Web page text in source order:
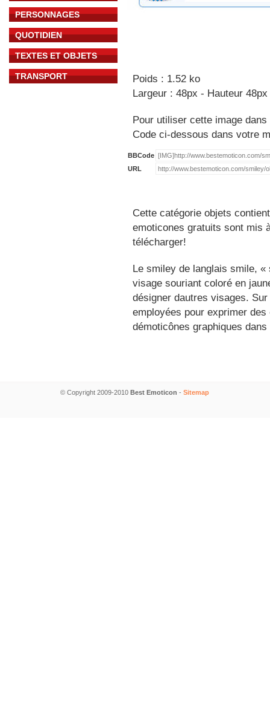
PERSONNAGES
QUOTIDIEN
TEXTES ET OBJETS
TRANSPORT
Poids : 1.52 ko
Largeur : 48px - Hauteur 48px
Pour utiliser cette image
Code ci-dessous dans votre
BBCode
URL
Cette catégorie objets
emoticones gratuits sont mis
télécharger!
Le smiley de langlais smile,
visage souriant coloré en
désigner dautres visages.
employées pour exprimer
démoticônes graphiques
© Copyright 2009-2010 Best Emoticon - Sitemap